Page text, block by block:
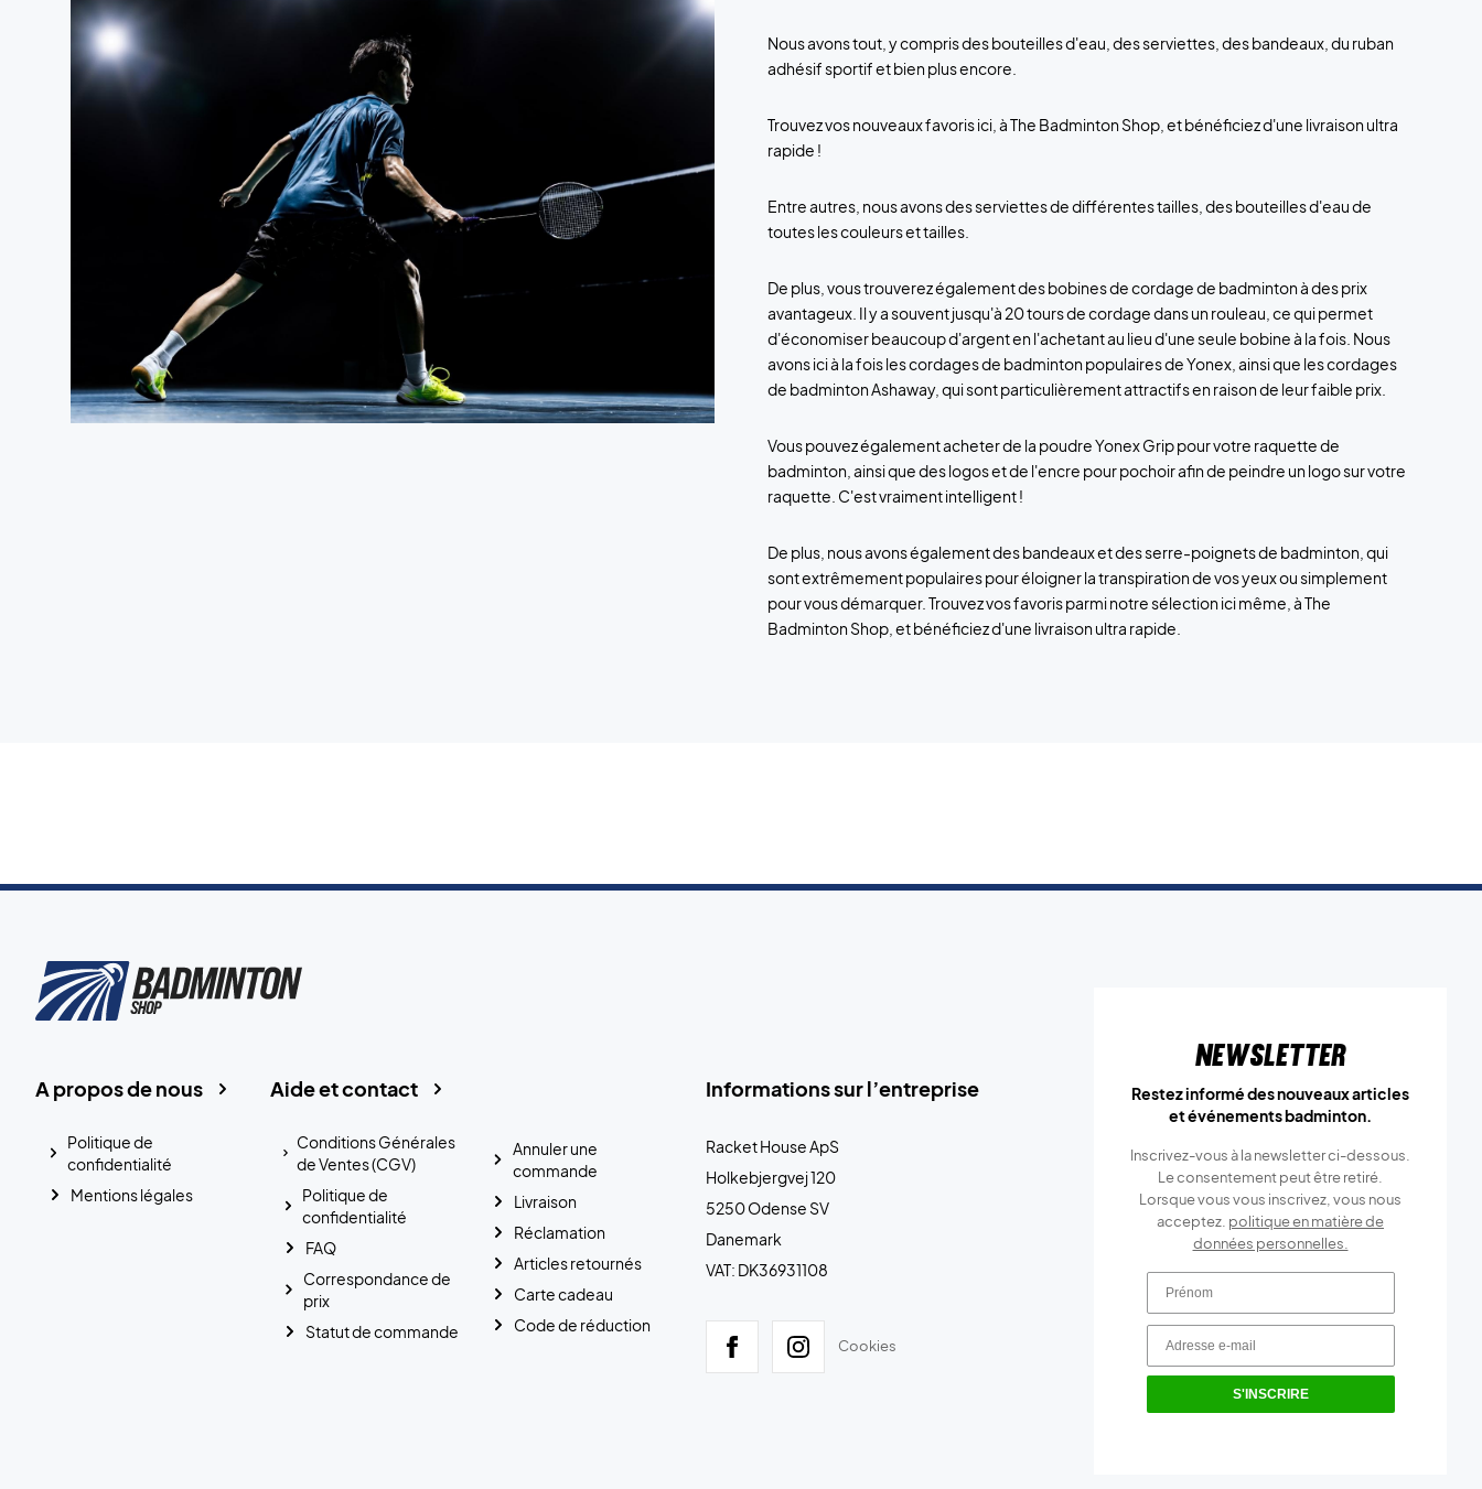
Nous avons tout, y compris des bouteilles d'eau, des serviettes, des bandeaux, du ruban
adhésif sportif et bien plus encore.
Trouvez vos nouveaux favoris ici, à The Badminton Shop, et bénéficiez d'une livraison ultra
rapide !
Entre autres, nous avons des serviettes de différentes tailles, des bouteilles d'eau de
toutes les couleurs et tailles.
De plus, vous trouverez également des bobines de cordage de badminton à des prix
avantageux. Il y a souvent jusqu'à 20 tours de cordage dans un rouleau, ce qui permet
d'économiser beaucoup d'argent en l'achetant au lieu d'une seule bobine à la fois. Nous
avons ici à la fois les cordages de badminton populaires de Yonex, ainsi que les cordages
de badminton Ashaway, qui sont particulièrement attractifs en raison de leur faible prix.
Vous pouvez également acheter de la poudre Yonex Grip pour votre raquette de
badminton, ainsi que des logos et de l'encre pour pochoir afin de peindre un logo sur votre
raquette. C'est vraiment intelligent !
De plus, nous avons également des bandeaux et des serre-poignets de badminton, qui
sont extrêmement populaires pour éloigner la transpiration de vos yeux ou simplement
pour vous démarquer. Trouvez vos favoris parmi notre sélection ici même, à The
Badminton Shop, et bénéficiez d'une livraison ultra rapide.
Informations sur l’entreprise
Racket House ApS
Holkebjergvej 120
5250 Odense SV
Danemark
VAT: DK36931108
Cookies
Aide et contact
Conditions Générales
de Ventes (CGV)
Politique de
confidentialité
FAQ
Correspondance de
prix
Statut de commande
Annuler une
commande
Livraison
Réclamation
Articles retournés
Carte cadeau
Code de réduction
A propos de nous
Politique de
confidentialité
Mentions légales
Newsletter
Restez informé des nouveaux articles
et événements badminton.
Inscrivez-vous à la newsletter ci-dessous.
Le consentement peut être retiré.
Lorsque vous vous inscrivez, vous nous
acceptez. politique en matière de
données personnelles.
S'INSCRIRE